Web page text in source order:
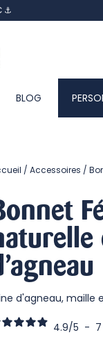
⚓
BLOG
Accessoires
d'agneau, maille
4.9/5 -